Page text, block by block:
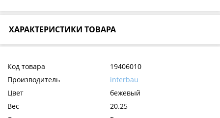
ХАРАКТЕРИСТИКИ ТОВАРА
Код товара
19406010
Производитель
interbau
Цвет
бежевый
Вес
20.25